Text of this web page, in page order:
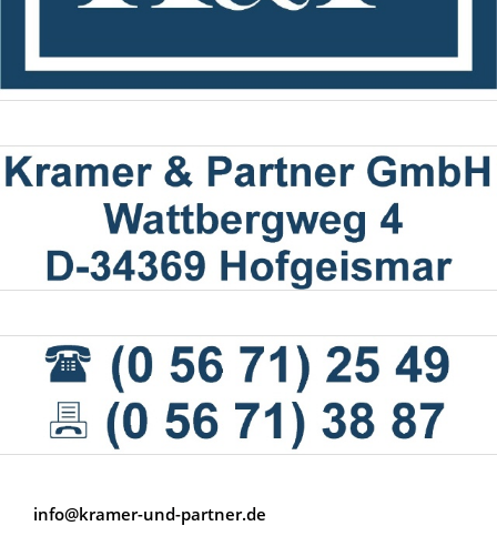
info@kramer-und-partner.de